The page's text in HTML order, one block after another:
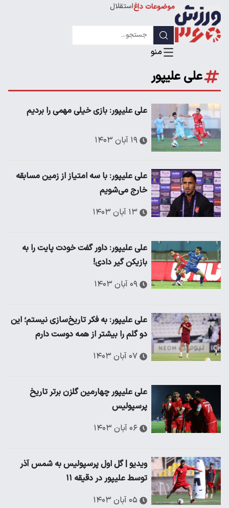
موضوعات داغاستقلال
علی علیپور
علی علیپور: بازی خیلی مهمی را بردیم
۱۹ آبان ۱۴۰۳
علی علیپور: با سه امتیاز از زمین مسابقه
خارج می‌شویم
۱۳ آبان ۱۴۰۳
علی علیپور: داور گفت خودت پایت را به
بازیکن گیر دادی!
۰۹ آبان ۱۴۰۳
علی علیپور: به فکر تاریخ‌سازی نیستم؛ این
دو گلم را بیشتر از همه دوست دارم
۰۷ آبان ۱۴۰۳
علی علیپور چهارمین گلزن برتر تاریخ
پرسپولیس
۰۶ آبان ۱۴۰۳
ویدیو | گل اول پرسپولیس به شمس آذر
توسط علیپور در دقیقه ۱۱
۰۵ آبان ۱۴۰۳